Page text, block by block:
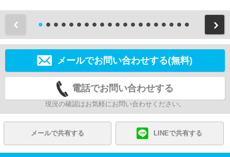
メールでお問い合わせする(無料)
電話でお問い合わせする
現況の確認はお気軽にお問い合わせください。
メールで共有する LINEで共有する